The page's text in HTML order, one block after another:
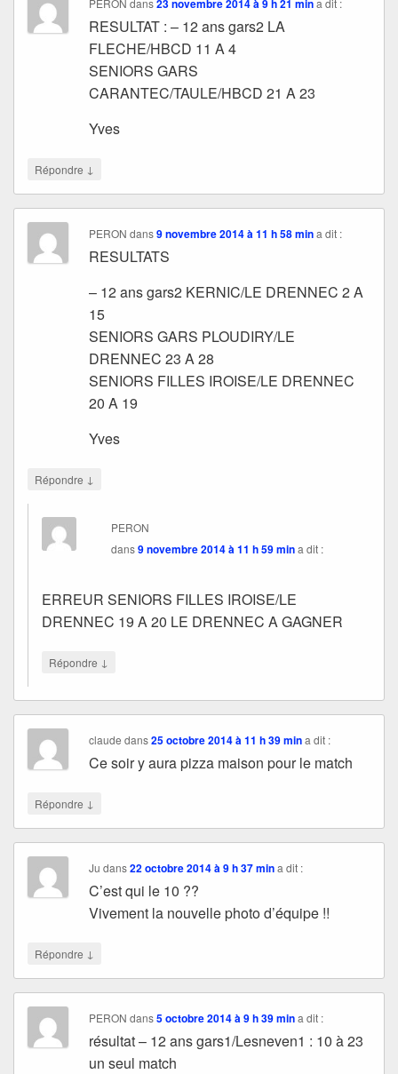
23 novembre 2014 à 9 h 21 min
RESULTAT : – 12 ans gars2 LA
FLECHE/HBCD 11 A 4
SENIORS GARS
CARANTEC/TAULE/HBCD 21 A 23
Yves
Répondre ↓
PERON dans9 novembre 2014 à 11 h 58 min a dit :
RESULTATS
– 12 ans gars2 KERNIC/LE DRENNEC 2 A
15
SENIORS GARS PLOUDIRY/LE
DRENNEC 23 A 28
SENIORS FILLES IROISE/LE DRENNEC
20 A 19
Yves
Répondre ↓
PERON
dans9 novembre 2014 à 11 h 59 mina dit :
ERREUR SENIORS FILLES IROISE/LE
DRENNEC 19 A 20 LE DRENNEC A GAGNER
Répondre ↓
claude dans25 octobre 2014 à 11 h 39 min a dit :
Ce soir y aura pizza maison pour le match
Répondre ↓
Ju dans22 octobre 2014 à 9 h 37 min a dit :
C’est qui le 10 ??
Vivement la nouvelle photo d’équipe !!
Répondre ↓
PERON dans5 octobre 2014 à 9 h 39 min a dit :
résultat – 12 ans gars1/Lesneven1 : 10 à 23
un seul match